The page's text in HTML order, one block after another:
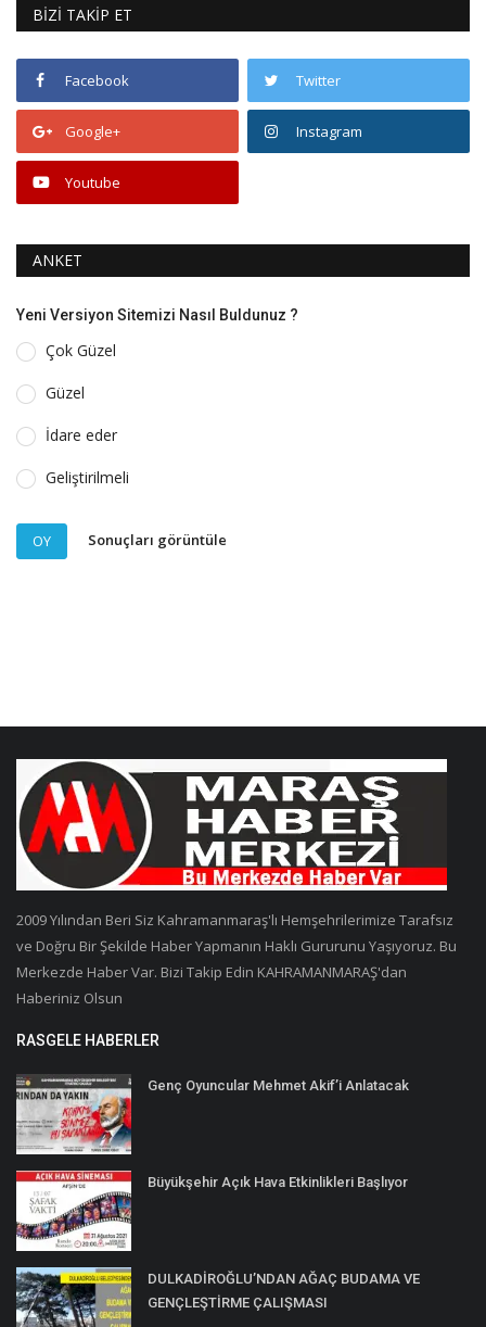
BİZİ TAKİP ET
Facebook Twitter
Google+ Instagram
Youtube
ANKET
Yeni Versiyon Sitemizi Nasıl Buldunuz ?
Çok Güzel
Güzel
İdare eder
Geliştirilmeli
OY Sonuçları görüntüle
2009 Yılından Beri Siz Kahramanmaraş'lı Hemşehrilerimize Tarafsız
ve Doğru Bir Şekilde Haber Yapmanın Haklı Gururunu Yaşıyoruz. Bu
Merkezde Haber Var. Bizi Takip Edin KAHRAMANMARAŞ'dan
Haberiniz Olsun
RASGELE HABERLER
Genç Oyuncular Mehmet Akif’i Anlatacak
Büyükşehir Açık Hava Etkinlikleri Başlıyor
DULKADİROĞLU’NDAN AĞAÇ BUDAMA VE
GENÇLEŞTİRME ÇALIŞMASI